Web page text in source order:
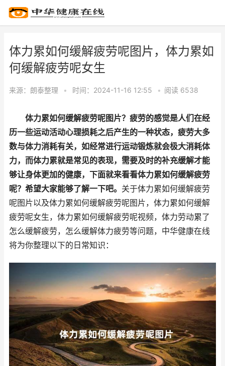
体力累如何缓解疲劳呢图片，体力累如
何缓解疲劳呢女生
来源： 朗泰整理 • 时间：2024-11-16 12:55 • 阅读 6538
体力累如何缓解疲劳呢图片？疲劳的感觉是人们在经
历一些运动活动心理损耗之后产生的一种状态，疲劳大多
数与体力消耗有关，如经常进行运动锻炼就会极大消耗体
力，而体力累就是常见的表现，需要及时的补充缓解才能
够让身体更加的健康，下面就来看看体力累如何缓解疲劳
呢？希望大家能够了解一下吧。 关于体力累如何缓解疲劳
呢图片以及体力累如何缓解疲劳呢图片，体力累如何缓解
疲劳呢女生，体力累如何缓解疲劳呢视频，体力劳动累了
怎么缓解疲劳，怎么缓解体力疲劳等问题，中华健康在线
将为你整理以下的日常知识：